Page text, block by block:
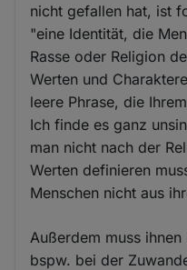
nicht gefallen hat, ist
"eine Identität, die
Rasse oder Religion
Werten und
leere Phrase, die
Ich finde es ganz
man nicht nach der
Werten definieren
Menschen nicht aus
Außerdem muss
bspw. bei der